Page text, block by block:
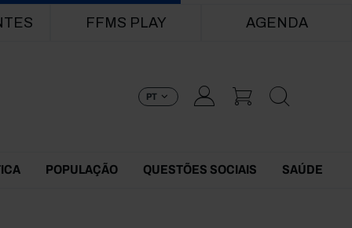
FFMS PLAY AGENDA
PT
POPULAÇÃO QUESTÕES SOCIAIS SAÚDE